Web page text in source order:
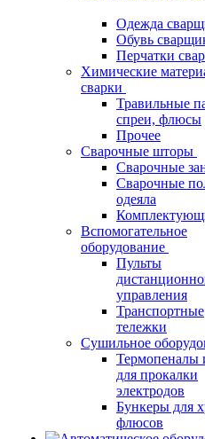
Одежда
Обувь
Перчатки
Химические
сварки
Травильные
спреи, флюсы
Прочее
Сварочные шторы
Сварочные
Сварочные
одеяла
Вспомогательное
оборудование
Пульты
управления
Транспортные
тележки
Сушильное
Термопеналы
для прокалки
электродов
Бункеры для
флюсов